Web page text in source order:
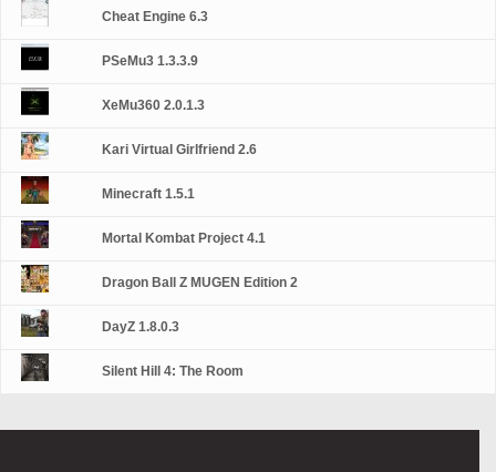
Cheat Engine 6.3
PSeMu3 1.3.3.9
XeMu360 2.0.1.3
Kari Virtual Girlfriend 2.6
Minecraft 1.5.1
Mortal Kombat Project 4.1
Dragon Ball Z MUGEN Edition 2
DayZ 1.8.0.3
Silent Hill 4: The Room